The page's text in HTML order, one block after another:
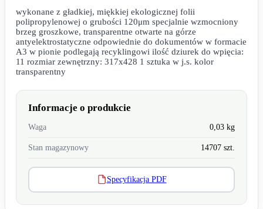
wykonane z gładkiej, miękkiej ekologicznej folii
polipropylenowej o grubości 120μm specjalnie wzmocniony
brzeg groszkowe, transparentne otwarte na górze
antyelektrostatyczne odpowiednie do dokumentów w formacie
A3 w pionie podlegają recyklingowi ilość dziurek do wpięcia:
11 rozmiar zewnętrzny: 317x428 1 sztuka w j.s. kolor
transparentny
Informacje o produkcie
Waga 0,03 kg
Stan magazynowy 14707 szt.
Specyfikacja PDF